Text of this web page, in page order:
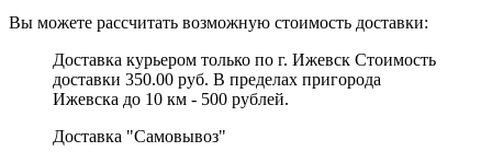
Вы можете рассчитать возможную стоимость доставки:
Доставка курьером только по г. Ижевск Стоимость
доставки 350.00 руб. В пределах пригорода
Ижевска до 10 км - 500 рублей.
Доставка "Самовывоз"